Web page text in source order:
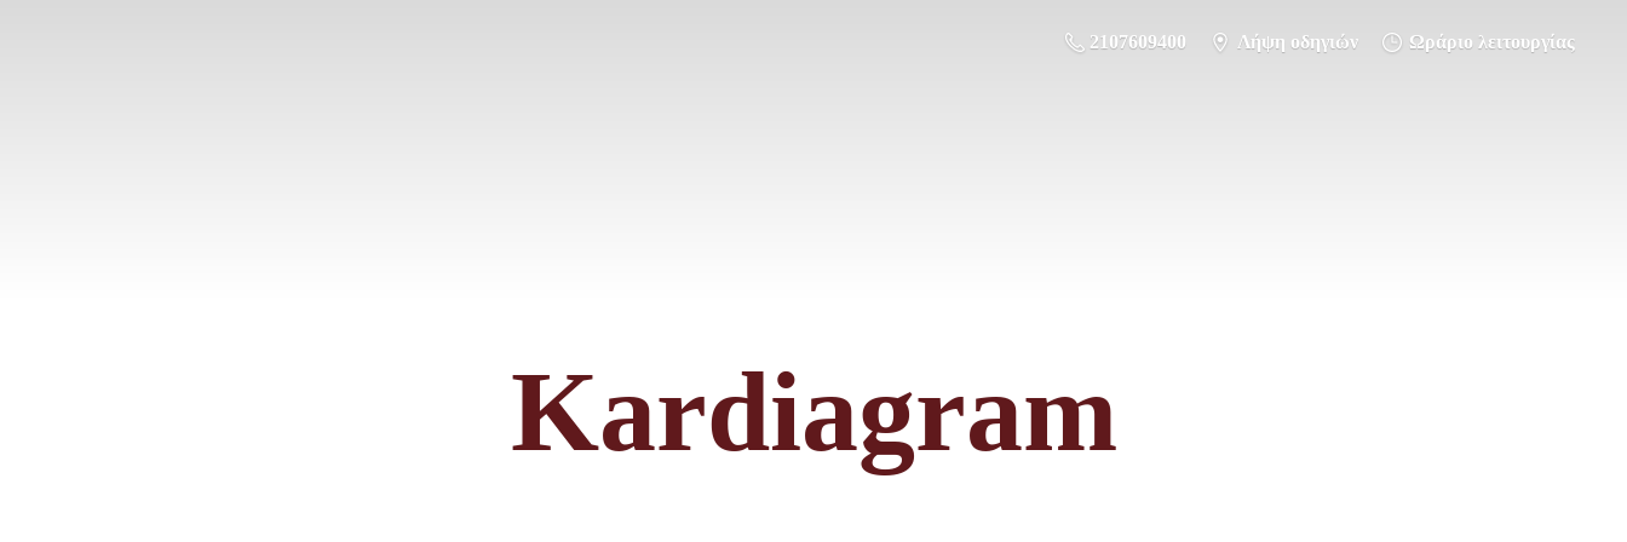
2107609400 Λήψη οδηγιών Ωράριο λειτουργίας
Kardiagram